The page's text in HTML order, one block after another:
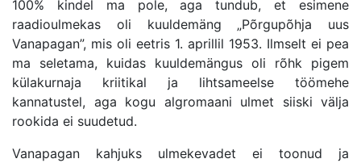
100% kindel ma pole, aga tundub, et esimene
raadioulmekas oli kuuldemäng „Põrgupõhja uus
Vanapagan”, mis oli eetris 1. aprillil 1953. Ilmselt ei pea
ma seletama, kuidas kuuldemängus oli rõhk pigem
külakurnaja kriitikal ja lihtsameelse töömehe
kannatustel, aga kogu algromaani ulmet siiski välja
rookida ei suudetud.
Vanapagan kahjuks ulmekevadet ei toonud ja